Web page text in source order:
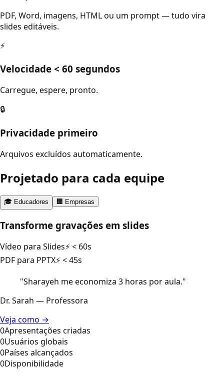
PDF, Word, imagens, HTML ou um prompt — tudo vira
slides editáveis.
⚡
Velocidade < 60 segundos
Carregue, espere, pronto.
🔒
Privacidade primeiro
Arquivos excluídos automaticamente.
Projetado para cada equipe
🎓 Educadores 🏢 Empresas
Transforme gravações em slides
Vídeo para Slides⚡< 60s
PDF para PPTX⚡< 45s
"Sharayeh me economiza 3 horas por aula."
Dr. Sarah — Professora
Veja como →
0Apresentações criadas
0Usuários globais
0Países alcançados
0Disponibilidade